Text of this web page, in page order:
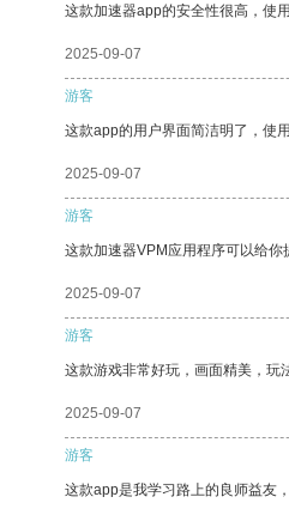
这款加速器app的安全性很高，使
2025-09-07
游客
这款app的用户界面简洁明了，使
2025-09-07
游客
这款加速器VPM应用程序可以给你
2025-09-07
游客
这款游戏非常好玩，画面精美，玩
2025-09-07
游客
这款app是我学习路上的良师益友